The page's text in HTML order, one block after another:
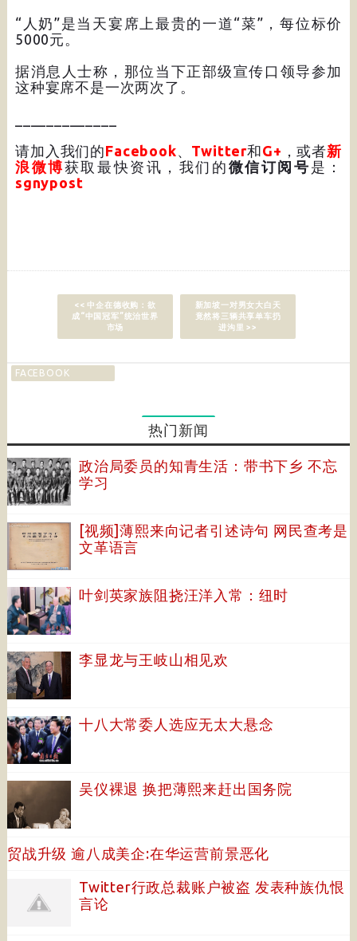
“人奶”是当天宴席上最贵的一道“菜”，每位标价
5000元。
据消息人士称，那位当下正部级宣传口领导参加
这种宴席不是一次两次了。
请加入我们的Facebook、 Twitter和G+ ，或者新
浪微博获取最快资讯，我们的 微信订阅号 是：
sgnypost
<< 中企在德收购：欲
成“中国冠军”统治世界
市场
新加坡一对男女大白天
竟然将三辆共享单车扔
进沟里 >>
FACEBOOK
热门新闻
政治局委员的知青生活：带书下乡 不忘
学习
[视频]薄熙来向记者引述诗句 网民查考是
文革语言
叶剑英家族阻挠汪洋入常：纽时
李显龙与王岐山相见欢
十八大常委人选应无太大悬念
吴仪裸退 换把薄熙来赶出国务院
贸战升级 逾八成美企:在华运营前景恶化
Twitter行政总裁账户被盗 发表种族仇恨
言论